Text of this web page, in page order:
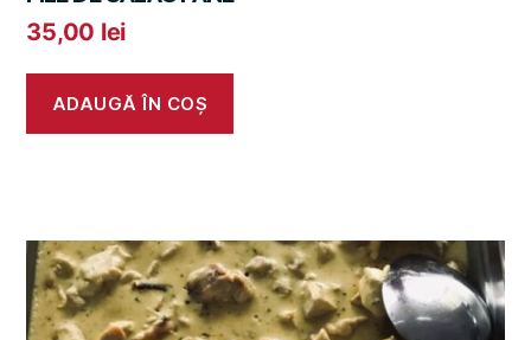
35,00 lei
ADAUGĂ ÎN COȘ